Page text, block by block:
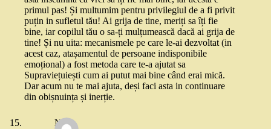
primul pas! Și multumim pentru privilegiul de a fi privit
puțin in sufletul tău! Ai grija de tine, meriți sa îți fie
bine, iar copilul tău o sa-ți mulțumească dacă ai grija de
tine! Și nu uita: mecanismele pe care le-ai dezvoltat (in
acest caz, atașamentul de persoane indisponibile
emoțional) a fost metoda care te-a ajutat sa
Supraviețuiești cum ai putut mai bine când erai mică.
Dar acum nu te mai ajuta, deși faci asta in continuare
din obișnuința și inerție.
Nina